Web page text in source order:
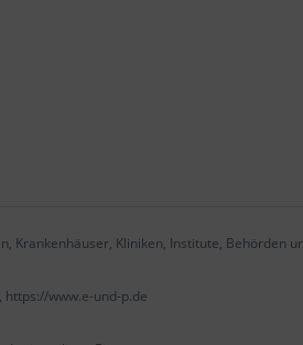
Krankenhäuser, Kliniken, Institute, Behörden
https://www.e-und-p.de